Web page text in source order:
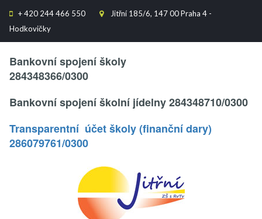
 +420 244 466 550 
Jitřní 185/6, 147 00 Praha 4 -
Hodkovičky
Bankovní spojení školy
284348366/0300
Bankovní spojení školní jídelny 284348710/0300
Transparentní účet školy (finanční dary)
286079761/0300